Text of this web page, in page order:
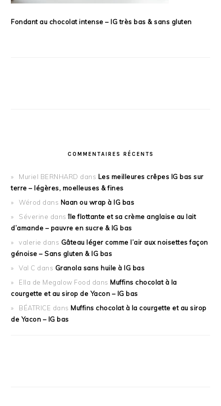
Fondant au chocolat intense – IG très bas & sans gluten
COMMENTAIRES RÉCENTS
Muriel BERNHARD dans Les meilleures crêpes IG bas sur
terre – légères, moelleuses & fines
Wérod dans Naan ou wrap à IG bas
Séverine dansîle flottante et sa crème anglaise au lait
d’amande – pauvre en sucre & IG bas
valerie dans Gâteau léger comme l’air aux noisettes façon
génoise – Sans gluten & IG bas
Val C dans Granola sans huile à IG bas
Ella de Megalow Food dans Muffins chocolat à la
courgette et au sirop de Yacon – IG bas
BÉATRICE dans Muffins chocolat à la courgette et au sirop
de Yacon – IG bas